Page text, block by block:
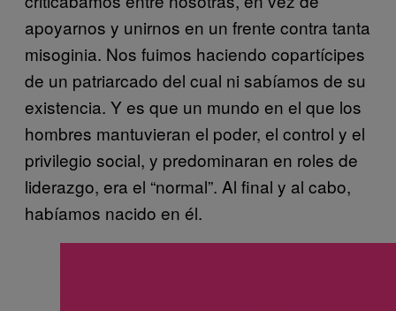
apoyarnos y unirnos en un frente contra tanta
misoginia. Nos fuimos haciendo copartícipes
de un patriarcado del cual ni sabíamos de su
existencia. Y es que un mundo en el que los
hombres mantuvieran el poder, el control y el
privilegio social, y predominaran en roles de
liderazgo, era el “normal”. Al final y al cabo,
habíamos nacido en él.